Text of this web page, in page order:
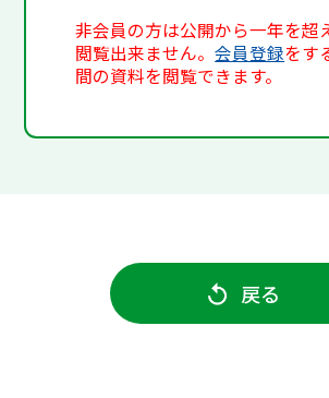
非会員の方は公開から一年を超
閲覧出来ません。会員登録をす
間の資料を閲覧できます。
戻る